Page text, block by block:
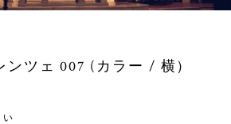
ンツェ 007 (カラー / 横）
い